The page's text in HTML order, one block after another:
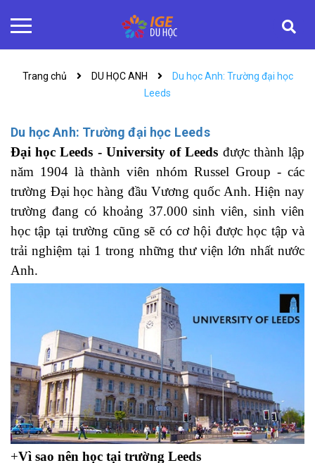
Trang chủ DU HỌC ANH
Du học Anh: Trường đại học
Leeds
Du học Anh: Trường đại học Leeds
Đại học Leeds - University of Leeds được thành lập
năm 1904 là thành viên nhóm Russel Group - các
trường Đại học hàng đầu Vương quốc Anh. Hiện nay
trường đang có khoảng 37.000 sinh viên, sinh viên
học tập tại trường cũng sẽ có cơ hội được học tập và
trải nghiệm tại 1 trong những thư viện lớn nhất nước
Anh.
+Vì sao nên học tại trường Leeds